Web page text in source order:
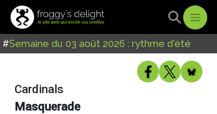
#Semaine du 03 août 2026 : rythme d'été
Cardinals
Masquerade